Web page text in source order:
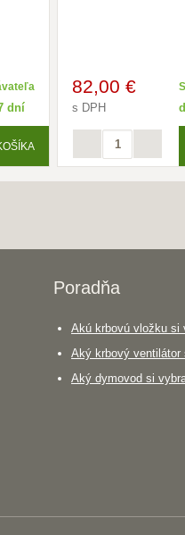
dní
82,00 €
s DPH
Poradňa
Akú krbovú vložku si
Aký krbový ventilátor
Aký dymovod si